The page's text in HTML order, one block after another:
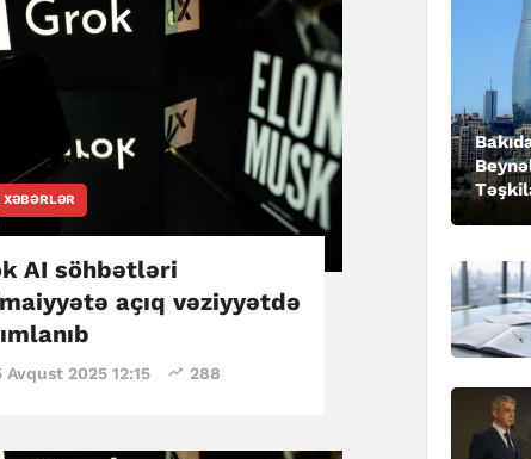
XƏBƏRLƏR
AI söhbətləri
açıq vəziyyətdə
Avqust 2025 12:15 288